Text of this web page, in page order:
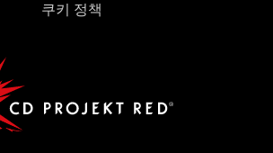
쿠키 정책